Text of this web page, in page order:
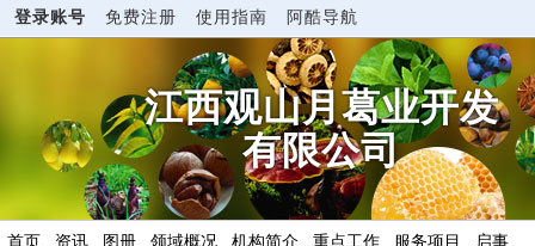
登录账号 免费注册 使用指南 阿酷导航
江西观山月葛业开发
有限公司
首页 资讯 图册 领域概况 机构简介 重点工作 服务项目
启事